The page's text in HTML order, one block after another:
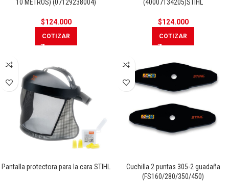
10 METROS) (07129238004)
$124.000
COTIZAR
(40007134205)STIHL
$124.000
COTIZAR
Pantalla protectora para la cara STIHL
Cuchilla 2 puntas 305-2 guadaña
(FS160/280/350/450)